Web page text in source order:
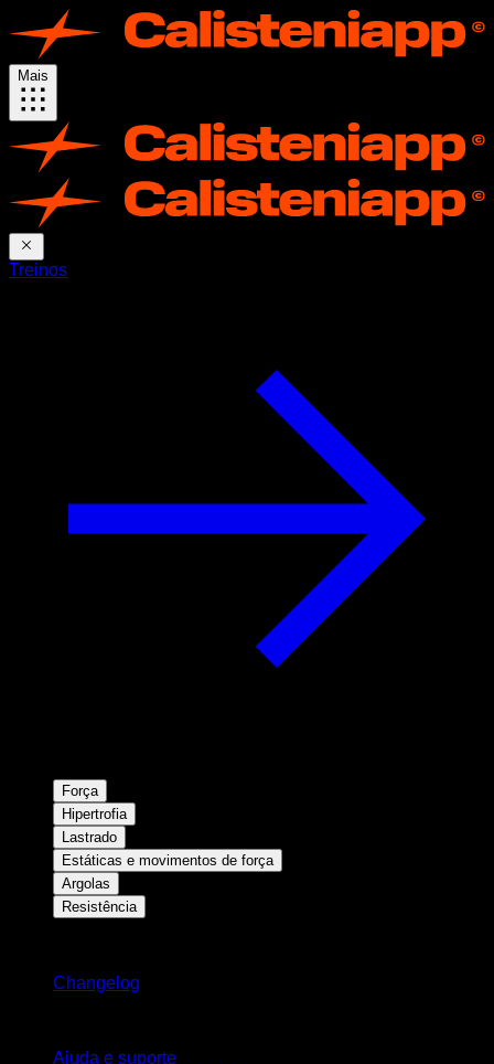
Mais
Treinos
Força
Hipertrofia
Lastrado
Estáticas e movimentos de força
Argolas
Resistência
Changelog
Ajuda e suporte